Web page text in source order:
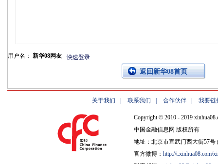
用户名： 新华08网友 快速登录
返回新华08首页
关于我们 联系我们 合作伙伴 我要链
Copyright © 2010 - 2019
中国金融信息网 版权所有
地址：北京市宣武门西大街57号
官方微博： http://t.xinhua08.com/